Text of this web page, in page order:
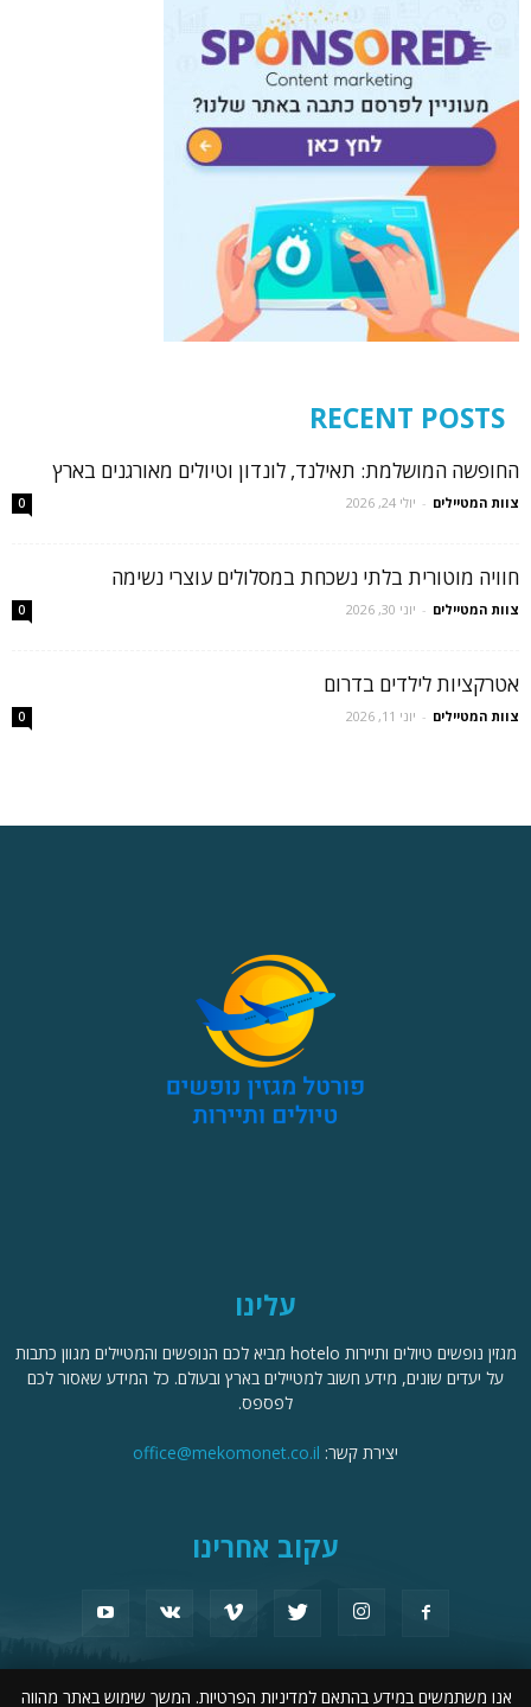
RECENT POSTS
החופשה המושלמת: תאילנד, לונדון וטיולים מאורגנים בארץ
צוות המטיילים - יולי 24, 2026 0
חוויה מוטורית בלתי נשכחת במסלולים עוצרי נשימה
צוות המטיילים - יוני 30, 2026 0
אטרקציות לילדים בדרום
צוות המטיילים - יוני 11, 2026 0
עלינו
מגזין נופשים טיולים ותיירות hotelo מביא לכם הנופשים והמטיילים מגוון כתבות
על יעדים שונים, מידע חשוב למטיילים בארץ ובעולם. כל המידע שאסור לכם
לפספס.
יצירת קשר: office@mekomonet.co.il
עקוב אחרינו
פרסמו אצלנו פרסום תוכן שיווקי הוצאת דרכון אירופאי זירת המומחים
אנו משתמשים במידע בהתאם למדיניות הפרטיות. המשך שימוש באתר מהווה